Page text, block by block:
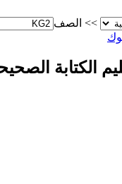
>> الصف
الكتابة